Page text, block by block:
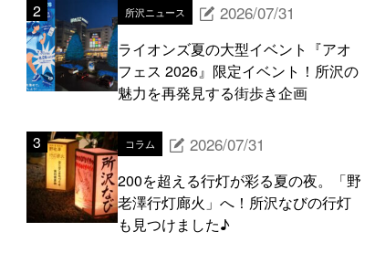
所沢ニュース 2026/07/31
ライオンズ夏の大型イベント『アオ
フェス 2026』限定イベント！所沢の
魅力を再発見する街歩き企画
コラム 2026/07/31
200を超える行灯が彩る夏の夜。「野
老澤行灯廊火」へ！所沢なびの行灯
も見つけました♪